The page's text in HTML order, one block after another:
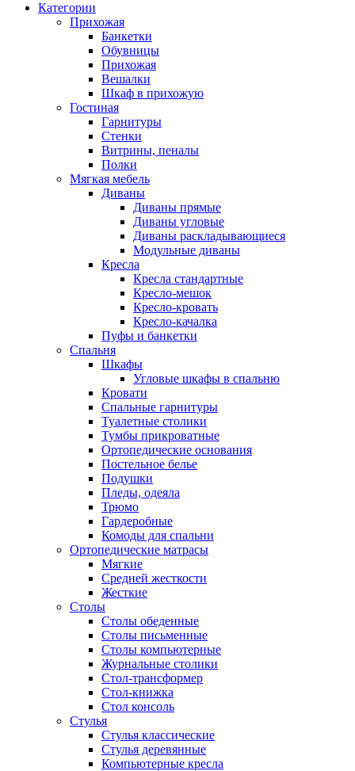
Категории
Прихожая
Банкетки
Обувницы
Прихожая
Вешалки
Шкаф в прихожую
Гостиная
Гарнитуры
Стенки
Витрины, пеналы
Полки
Мягкая мебель
Диваны
Диваны прямые
Диваны угловые
Диваны раскладывающиеся
Модульные диваны
Кресла
Кресла стандартные
Кресло-мешок
Кресло-кровать
Кресло-качалка
Пуфы и банкетки
Спальня
Шкафы
Угловые шкафы в спальню
Кровати
Спальные гарнитуры
Туалетные столики
Тумбы прикроватные
Ортопедические основания
Постельное белье
Подушки
Пледы, одеяла
Трюмо
Гардеробные
Комоды для спальни
Ортопедические матрасы
Мягкие
Средней жесткости
Жесткие
Столы
Столы обеденные
Столы письменные
Столы компьютерные
Журнальные столики
Стол-трансформер
Стол-книжка
Стол консоль
Стулья
Стулья классические
Стулья деревянные
Компьютерные кресла